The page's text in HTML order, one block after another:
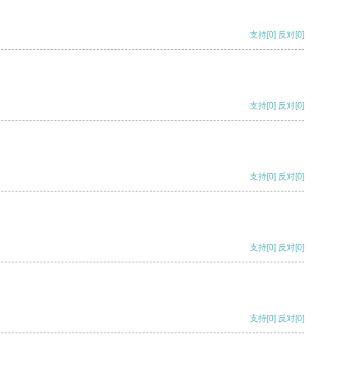
支持[0] 反对[0]
支持[0] 反对[0]
支持[0] 反对[0]
支持[0] 反对[0]
支持[0] 反对[0]